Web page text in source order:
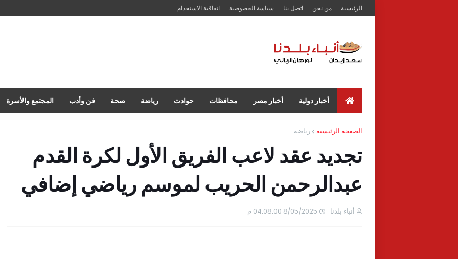
الرئيسية من نحن اتصل بنا سياسة الخصوصية اتفاقية الاستخدام
أخبار دولية أخبار مصر محافظات حوادث رياضة صحة فن وأدب المجتمع والأسرة
الصفحة الرئيسية رياضة
تجديد عقد لاعب الفريق الأول لكرة القدم
عبدالرحمن الحريب لموسم رياضي إضافي
أنباء بلدنا 8/05/2025 04:08:00 م